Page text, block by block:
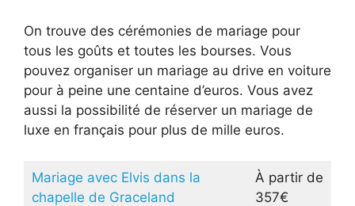
On trouve des cérémonies de mariage pour
tous les goûts et toutes les bourses. Vous
pouvez organiser un mariage au drive en voiture
pour à peine une centaine d’euros. Vous avez
aussi la possibilité de réserver un mariage de
luxe en français pour plus de mille euros.
Mariage avec Elvis dans la
chapelle de Graceland
À partir de
357€